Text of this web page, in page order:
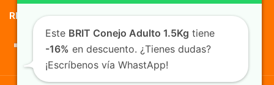
REDES SOCIALES
TusMascotas.cl
Este BRIT Conejo Adulto 1.5Kg tiene
-16% en descuento. ¿Tienes dudas?
¡Escríbenos vía WhastApp!